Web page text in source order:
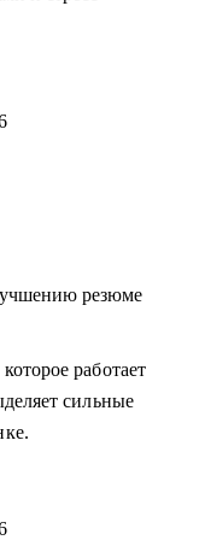
и необходимым
компании.
резюме
работает
сильные